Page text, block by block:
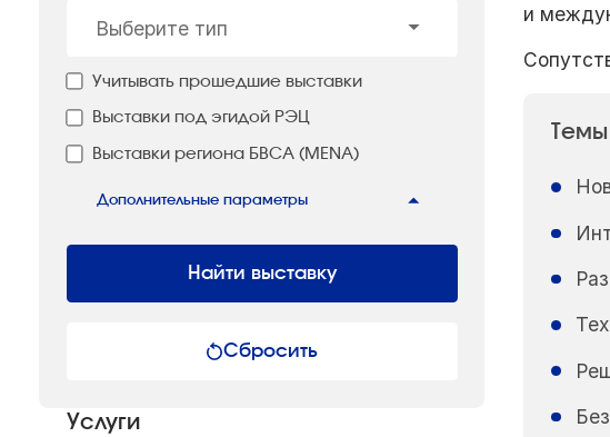
Выберите тип
Учитывать прошедшие выставки
Выставки под эгидой РЭЦ
Выставки региона БВСА (MENA)
Дополнительные параметры
Найти выставку
Сбросить
Услуги
и